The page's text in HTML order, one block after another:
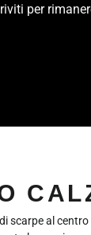
per
scarpe al